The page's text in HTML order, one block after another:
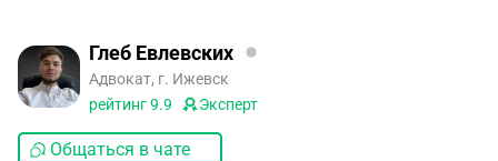
Глеб Евлевских
Адвокат, г. Ижевск
рейтинг9.9 Эксперт
Общаться в чате